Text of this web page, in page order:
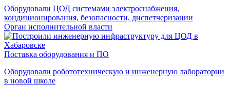
Оборудовали ЦОД системами электроснабжения,
кондиционирования, безопасности, диспетчеризации
Орган исполнительной власти
Поставка оборудования и ПО
Оборудовали робототехническую и инженерную лаборатории
в новой школе